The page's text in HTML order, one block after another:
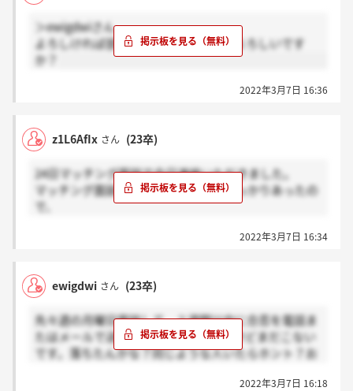
＞ewigdwiさん
よろしければ部署教えていただいてもよろしいです
か？
2022年3月7日 16:36
z1L6AfIx さん (23卒)
24日マッチング面談で今日連絡いただきました。
マッチング面談のフィードバックもしっかりあったの
で、
部署によってもまちまちだと思います。
思います。
推薦応募の方はマッチング成立＝就活終了で大丈夫と
2022年3月7日 16:34
ewigdwi さん (23卒)
先々週の月曜日面談して、２週間以内に合否を電話ま
たはメールで送るっていわれたんですけどまだこない
です。落ちたんかな？同じような人いたらホント？お
2022年3月7日 16:18